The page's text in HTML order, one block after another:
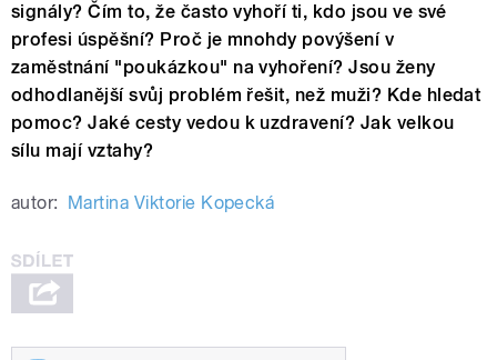
signály? Čím to, že často vyhoří ti, kdo jsou ve své
profesi úspěšní? Proč je mnohdy povýšení v
zaměstnání "poukázkou" na vyhoření? Jsou ženy
odhodlanější svůj problém řešit, než muži? Kde hledat
pomoc? Jaké cesty vedou k uzdravení? Jak velkou
sílu mají vztahy?
autor: Martina Viktorie Kopecká